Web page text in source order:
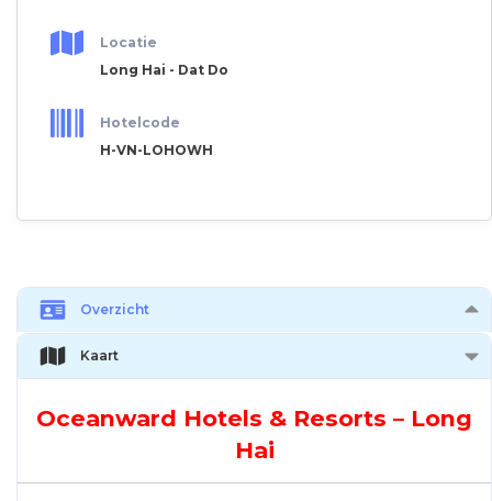
Locatie
Long Hai - Dat Do
Hotelcode
H-VN-LOHOWH
Overzicht
Kaart
Oceanward Hotels & Resorts – Long
Hai